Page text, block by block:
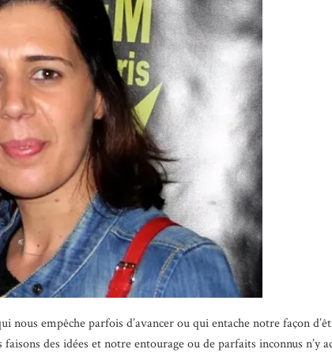
empêche parfois d’avancer ou qui entache notre façon
des idées et notre entourage ou de parfaits inconnus n’y